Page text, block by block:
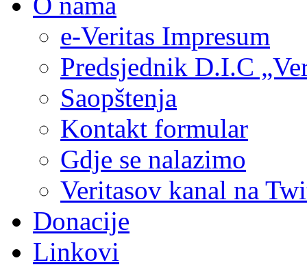
e-Veritas Impresum
Predsjednik D.I.C
Saopštenja
Kontakt formular
Gdje se nalazimo
Veritasov kanal na
Donacije
Linkovi